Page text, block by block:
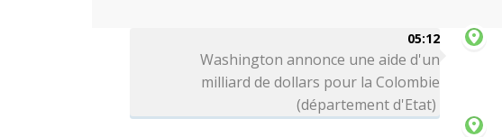
05:12
Washington annonce une aide d'un
milliard de dollars pour la Colombie
(département d'Etat)